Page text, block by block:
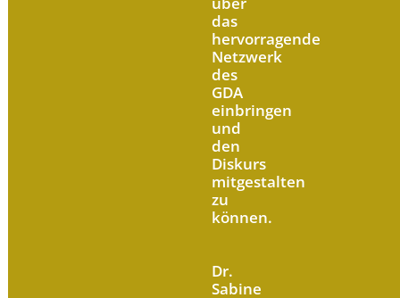
das
hervorragende
Netzwerk
des
GDA
einbringen
und
den
Diskurs
mitgestalten
zu
können.
Dr.
Sabine